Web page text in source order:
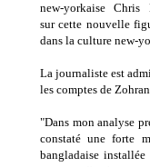
new-yorkaise
sur cette nouvelle
dans la culture new-
La journaliste est
les comptes de
"Dans mon analyse
constaté une forte
bangladaise